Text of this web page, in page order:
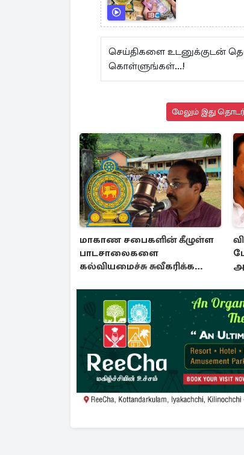
செய்திகளை உடனுக்குடன்
கொள்ளுங்கள்...!
மேலும் இது
மாகாண சபைகளின் கீழுள்ள
பாடசாலைகளை
கல்வியமைச்சு சுவீகரிக்க
வெற்றி